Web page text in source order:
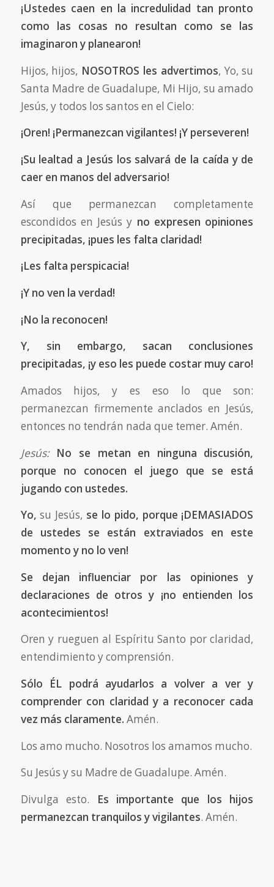
¡Ustedes caen en la incredulidad tan pronto
como las cosas no resultan como se las
imaginaron y planearon!
Hijos, hijos, NOSOTROS les advertimos, Yo, su
Santa Madre de Guadalupe, Mi Hijo, su amado
Jesús, y todos los santos en el Cielo:
¡Oren! ¡Permanezcan vigilantes! ¡Y perseveren!
¡Su lealtad a Jesús los salvará de la caída y de
caer en manos del adversario!
Así que permanezcan completamente
escondidos en Jesús y no expresen opiniones
precipitadas, ¡pues les falta claridad!
¡Les falta perspicacia!
¡Y no ven la verdad!
¡No la reconocen!
Y, sin embargo, sacan conclusiones
precipitadas, ¡y eso les puede costar muy caro!
Amados hijos, y es eso lo que son:
permanezcan firmemente anclados en Jesús,
entonces no tendrán nada que temer. Amén.
Jesús: No se metan en ninguna discusión,
porque no conocen el juego que se está
jugando con ustedes.
Yo, su Jesús, se lo pido, porque ¡DEMASIADOS
de ustedes se están extraviados en este
momento y no lo ven!
Se dejan influenciar por las opiniones y
declaraciones de otros y ¡no entienden los
acontecimientos!
Oren y rueguen al Espíritu Santo por claridad,
entendimiento y comprensión.
Sólo ÉL podrá ayudarlos a volver a ver y
comprender con claridad y a reconocer cada
vez más claramente. Amén.
Los amo mucho. Nosotros los amamos mucho.
Su Jesús y su Madre de Guadalupe. Amén.
Divulga esto.
Es importante que los hijos
permanezcan tranquilos y vigilantes. Amén.